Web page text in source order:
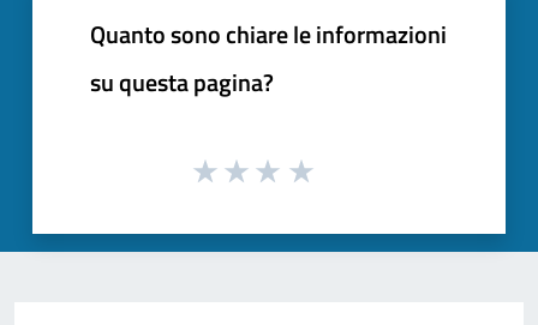
Quanto sono chiare le informazioni
su questa pagina?